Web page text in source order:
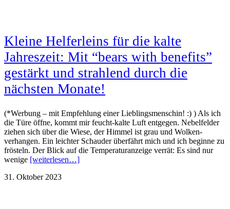
Kleine Helferleins für die kalte
Jahreszeit: Mit “bears with benefits”
gestärkt und strahlend durch die
nächsten Monate!
(*Werbung – mit Empfehlung einer Lieblingsmenschin! :) ) Als ich
die Türe öffne, kommt mir feucht-kalte Luft entgegen. Nebelfelder
ziehen sich über die Wiese, der Himmel ist grau und Wolken-
verhangen. Ein leichter Schauder überfährt mich und ich beginne zu
frösteln. Der Blick auf die Temperaturanzeige verrät: Es sind nur
wenige [weiterlesen…]
31. Oktober 2023